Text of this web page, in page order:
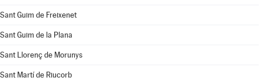
Sant Guim de Freixenet
Sant Guim de la Plana
Sant Llorenç de Morunys
Sant Martí de Riucorb